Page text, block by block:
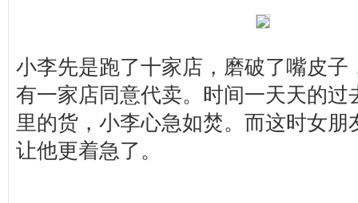
小李先是跑了十家店，磨破了嘴皮子
有一家店同意代卖。时间一天天的过
里的货，小李心急如焚。而这时女朋
让他更着急了。